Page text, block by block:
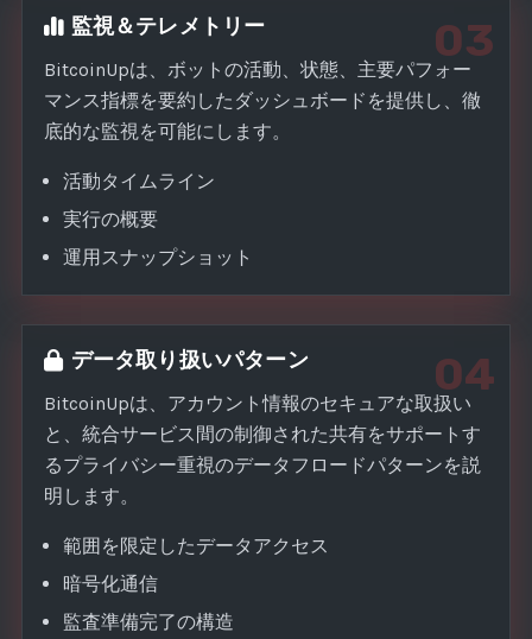
03
監視＆テレメトリー
BitcoinUpは、ボットの活動、状態、主要パフォー
マンス指標を要約したダッシュボードを提供し、徹
底的な監視を可能にします。
活動タイムライン
実行の概要
運用スナップショット
04
データ取り扱いパターン
BitcoinUpは、アカウント情報のセキュアな取扱い
と、統合サービス間の制御された共有をサポートす
るプライバシー重視のデータフロードパターンを説
明します。
範囲を限定したデータアクセス
暗号化通信
監査準備完了の構造